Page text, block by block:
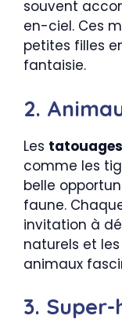
souvent
en-ciel. Ces
petites filles
fantaisie.
2.
Les
comme les
belle
faune.
invitation à
naturels et
animaux
3. Super-